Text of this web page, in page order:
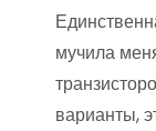
мучила
варианты,